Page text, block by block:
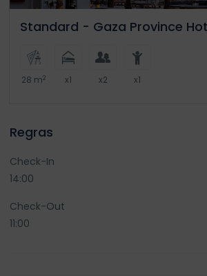
Standard - Gaza Province
28 m2 x1 x2 x1
Regras
Check-In
14:00
Check-Out
11:00